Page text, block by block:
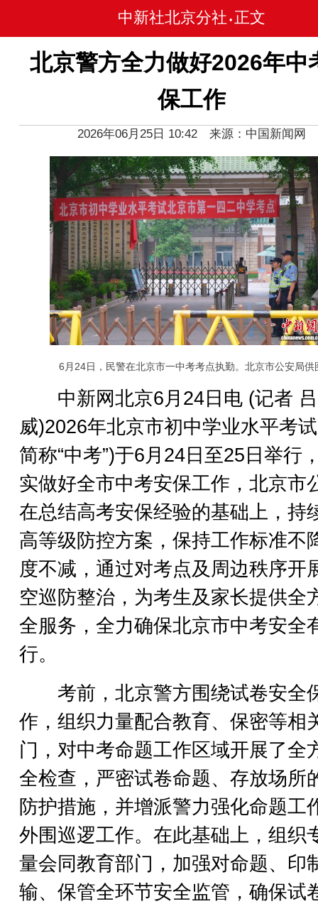
中新社北京分社 • 正文
北京警方全力做好2026年中
保工作
2026年06月25日 10:42 来源：中国新闻网
6月24日，民警在北京市一中考考点执勤。北京市公安局供
中新网北京6月24日电 (记者
威)2026年北京市初中学业水平考
简称“中考”)于6月24日至25日举行
实做好全市中考安保工作，北京市
在总结高考安保经验的基础上，持
高等级防控方案，保持工作标准不
度不减，通过对考点及周边秩序开
空巡防整治，为考生及家长提供全
全服务，全力确保北京市中考安全
行。
考前，北京警方围绕试卷安全
作，组织力量配合教育、保密等相
门，对中考命题工作区域开展了全
全检查，严密试卷命题、存放场所
防护措施，并增派警力强化命题工
外围巡逻工作。在此基础上，组织
量会同教育部门，加强对命题、印
输、保管全环节安全监管，确保试